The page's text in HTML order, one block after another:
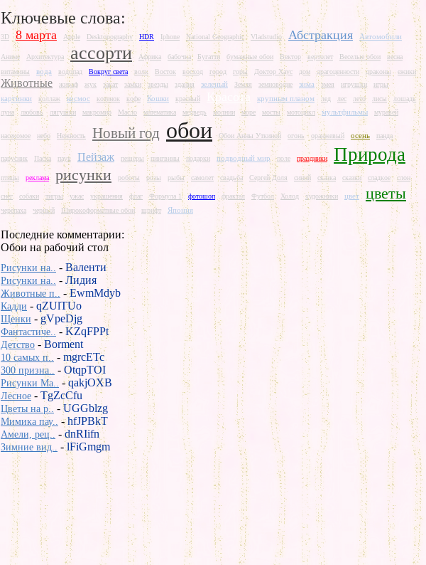
Ключевые слова:
3D 8 марта Apple Desktopography HDR Iphone National Geographic Vladstudio Абстракция Автомобили
Аниме Архитектура ассорти Африка бабочка Бугатти бумажные обои Вектор вертолет Веселые обои
весна
витамины
вода водопад Вокруг света волк Восток восход город горы Доктор Хаус дом драгоценности драконы ежики
Животные жираф жук закат замки звезды здания зеленый Земля земноводне зима змея игрушки игры
картинки коллаж космос котенок кофе Кошки красный Красота крупным планом лед лес лето лисы
лошадь
луна
любовь лягушки макромир Масло математика медведь молнии море мосты мотоцикл мультфильмы муравей
насекомое небо Нежность Новый год обои Обои Анны Уткиной огонь оранжевый осень панда
парусник Пасха паук Пейзаж пещеры пингвины подарки подводный мир поле праздники Природа
птицы реклама рисунки роботы розы рыбы самолет свадьба Сергей Доля синий сказка сказки сладкое слон
снег собаки тигры ужас украшения флаг Формула 1 фотошоп фрактал Футбол Холод художники цвет цветы
черепаха черный Широкоформатные обои шрифт Япония
Последние комментарии:
Обои на рабочий стол
Рисунки на.. - Валенти
Рисунки на.. - Лидия
Животные п.. -EwmMdyb
Кадди - qZUlTUo
Щенки - gVpeDjg
Фантастиче.. - KZqFPPt
Детство -Borment
10 самых п.. - mgrcETc
300 призна.. - OtqpTOI
Рисунки Ma.. -qakjOXB
Лесное - TgZcCfu
Цветы на р.. -UGGblzg
Мимика пау.. -hfJPBkT
Амели, рец.. -dnRIifn
Зимние вид.. -lFiGmgm